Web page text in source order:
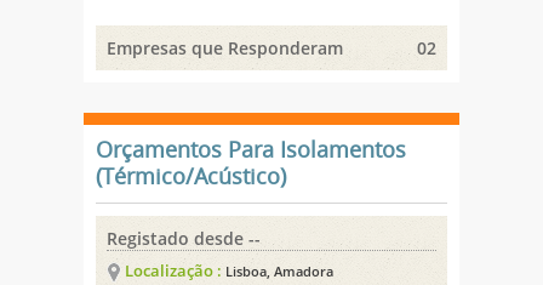
Empresas que Responderam 02
Orçamentos Para Isolamentos
(Térmico/Acústico)
Registado desde --
Localização : Lisboa, Amadora